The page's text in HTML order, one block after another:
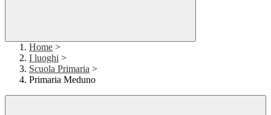
Home >
I luoghi >
Scuola Primaria >
Primaria Meduno